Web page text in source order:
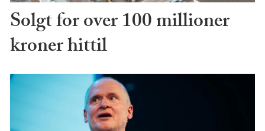
Solgt for over 100 millioner
kroner hittil